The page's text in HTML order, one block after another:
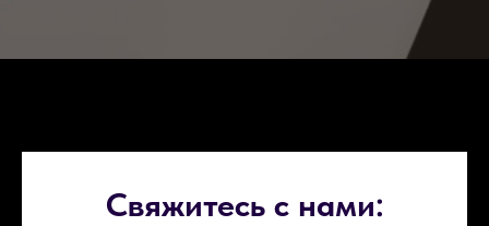
Свяжитесь с нами: